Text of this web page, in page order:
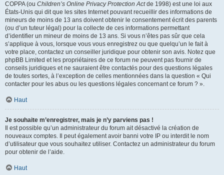
COPPA (ou Children’s Online Privacy Protection Actde 1998) est une loi aux
États-Unis qui dit que les sites Internet pouvant recueillir des informations de
mineurs de moins de 13 ans doivent obtenir le consentement écrit des parents
(ou d’un tuteur légal) pour la collecte de ces informations permettant
d’identifier un mineur de moins de 13 ans. Si vous n’êtes pas sûr que cela
s’applique à vous, lorsque vous vous enregistrez ou que quelqu’un le fait à
votre place, contactez un conseiller juridique pour obtenir son avis. Notez que
phpBB Limited et les propriétaires de ce forum ne peuvent pas fournir de
conseils juridiques et ne sauraient être contactés pour des questions légales
de toutes sortes, à l’exception de celles mentionnées dans la question « Qui
contacter pour les abus ou les questions légales concernant ce forum ? ».
Haut
Je souhaite m’enregistrer, mais je n’y parviens pas !
Il est possible qu’un administrateur du forum ait désactivé la création de
nouveaux comptes. Il peut également avoir banni votre IP ou interdit le nom
d’utilisateur que vous souhaitez utiliser. Contactez un administrateur du forum
pour obtenir de l’aide.
Haut